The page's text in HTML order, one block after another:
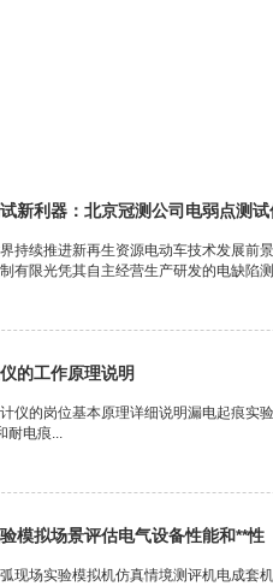
新利器：北京冠测公司电弱点测
持续推进新再生资源电动车技术发展前
有限光凭其自主经营生产研发的电缺陷
的工作原理说明
仪的岗位基本原理详细说明漏电起痕实
耐电痕...
模拟场景评估电气设备性能和**性
现场实验模拟机仿真情境测评机电成套